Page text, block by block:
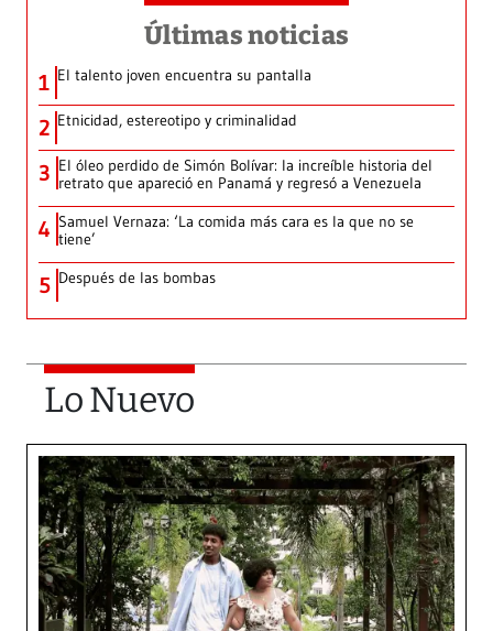
Últimas noticias
1 El talento joven encuentra su pantalla​
2 Etnicidad, estereotipo y criminalidad
3 El óleo perdido de Simón Bolívar: la increíble historia del
retrato que apareció en Panamá y regresó a Venezuela
4 Samuel Vernaza: ‘La comida más cara es la que no se
tiene’
5 Después de las bombas
Lo Nuevo